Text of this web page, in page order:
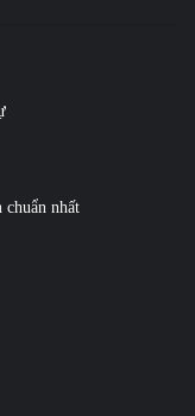
nhất